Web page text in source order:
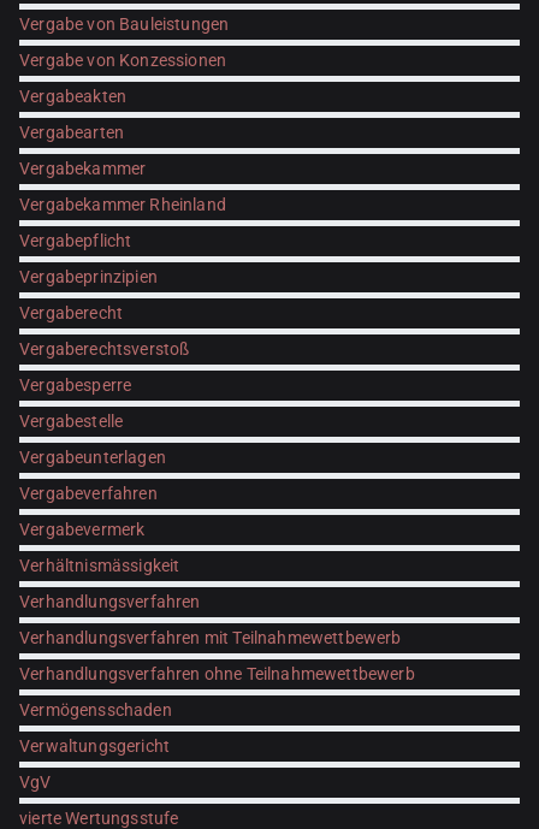
Vergabe von Bauleistungen
Vergabe von Konzessionen
Vergabeakten
Vergabearten
Vergabekammer
Vergabekammer Rheinland
Vergabepflicht
Vergabeprinzipien
Vergaberecht
Vergaberechtsverstoß
Vergabesperre
Vergabestelle
Vergabeunterlagen
Vergabeverfahren
Vergabevermerk
Verhältnismässigkeit
Verhandlungsverfahren
Verhandlungsverfahren mit Teilnahmewettbewerb
Verhandlungsverfahren ohne Teilnahmewettbewerb
Vermögensschaden
Verwaltungsgericht
VgV
vierte Wertungsstufe